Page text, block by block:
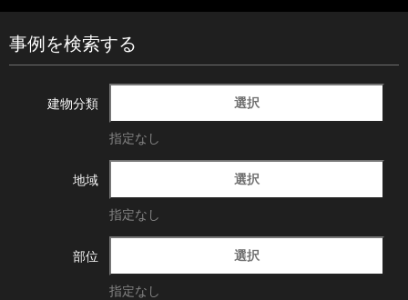
事例を検索する
建物分類 選択
指定なし
地域 選択
指定なし
部位 選択
指定なし